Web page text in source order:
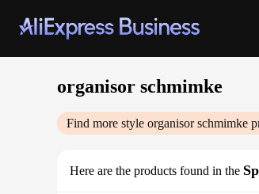
organisor schmimke
Find more style organisor schmimke
Here are the products found in the